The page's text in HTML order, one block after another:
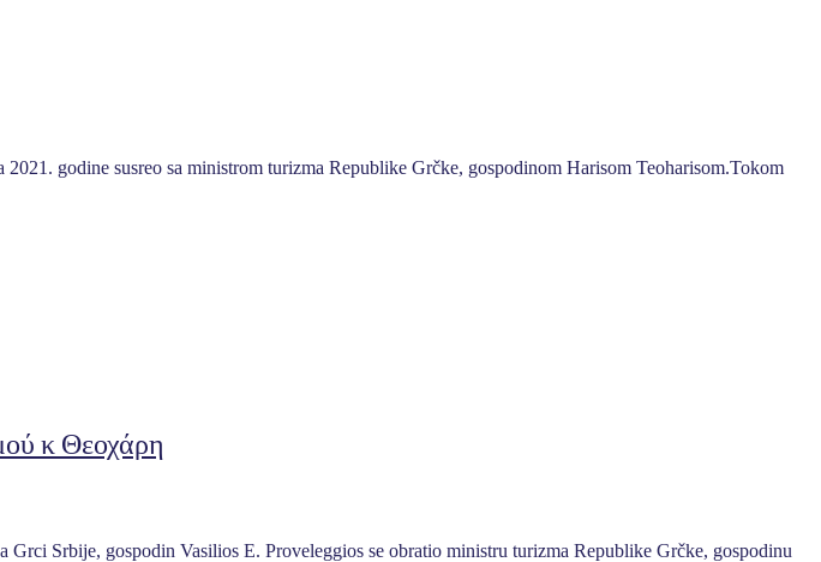
godine susreo sa ministrom turizma Republike Grčke, gospodinom Harisom Teoharisom.Tokom
κ Θεοχάρη
Srbije, gospodin Vasilios E. Proveleggios se obratio ministru turizma Republike Grčke, gospodinu